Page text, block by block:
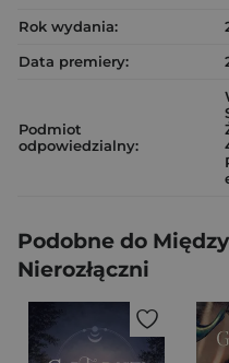
Rok wydania:
Data premiery:
Podmiot
odpowiedzialny:
Podobne do
Nierozłączni